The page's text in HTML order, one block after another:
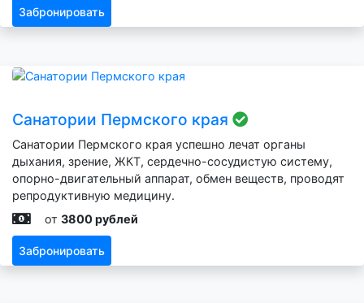
Забронировать
Санатории Пермского края
Санатории Пермского края успешно лечат органы
дыхания, зрение, ЖКТ, сердечно-сосудистую систему,
опорно-двигательный аппарат, обмен веществ, проводят
репродуктивную медицину.
от 3800 рублей
Забронировать